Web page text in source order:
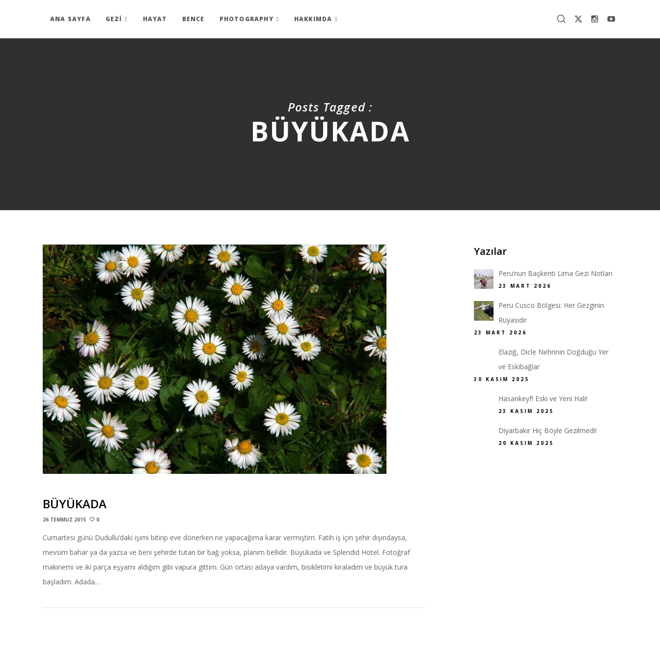
ANA SAYFA GEZİ HAYAT BENCE PHOTOGRAPHY HAKKIMDA
Posts Tagged :
BÜYÜKADA
BÜYÜKADA
26 TEMMUZ 2015 0
Cumartesi günü Dudullu’daki işimi bitirip eve dönerken ne yapacağıma karar vermiştim. Fatih iş için şehir dışındaysa,
mevsim bahar ya da yazsa ve beni şehirde tutan bir bağ yoksa, planım bellidir. Büyükada ve Splendid Hotel. Fotoğraf
makinemi ve iki parça eşyamı aldığım gibi vapura gittim. Gün ortası adaya vardım, bisikletimi kiraladım ve büyük tura
başladım. Adada…
Yazılar
Peru’nun Başkenti Lima Gezi Notları
23 MART 2026
Peru Cusco Bölgesi: Her Gezginin
Rüyasıdır
23 MART 2026
Elazığ, Dicle Nehrinin Doğduğu Yer
ve Eskibağlar
30 KASIM 2025
Hasankeyf! Eski ve Yeni Hali!
23 KASIM 2025
Diyarbakır Hiç Böyle Gezilmedi!
20 KASIM 2025